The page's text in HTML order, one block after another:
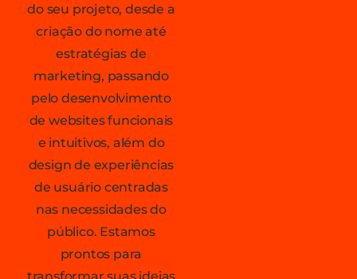
do seu projeto, desde a
criação do nome até
estratégias de
marketing, passando
pelo desenvolvimento
de websites funcionais
e intuitivos, além do
design de experiências
de usuário centradas
nas necessidades do
público. Estamos
prontos para